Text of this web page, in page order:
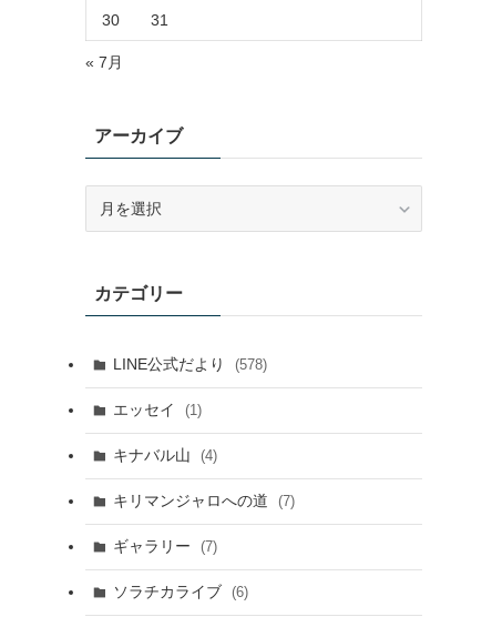
30 31
« 7月
アーカイブ
ブカテゴリー
LINE公式だより (578)
エッセイ (1)
キナバル山 (4)
キリマンジャロへの道 (7)
ギャラリー (7)
ソラチカライブ (6)